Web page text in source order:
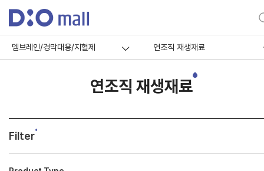
멤브레인/경막대용/지혈제 연조직 재생재료
연조직 재생재료
Filter